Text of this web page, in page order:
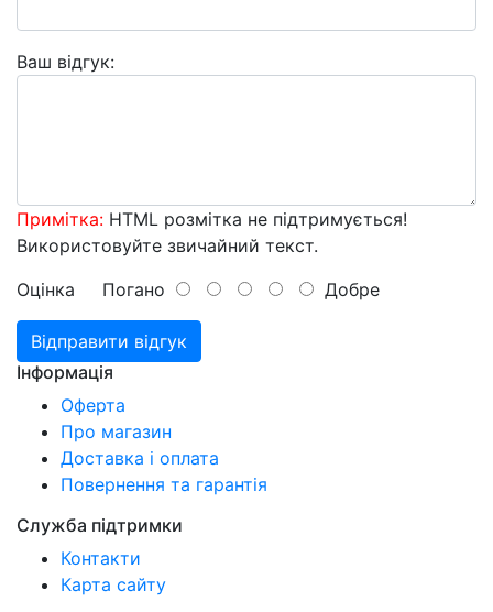
Ваш відгук:
Примітка: HTML розмітка не підтримується!
Використовуйте звичайний текст.
Оцінка Погано Добре
Відправити відгук
Інформація
Оферта
Про магазин
Доставка і оплата
Повернення та гарантія
Служба підтримки
Контакти
Карта сайту